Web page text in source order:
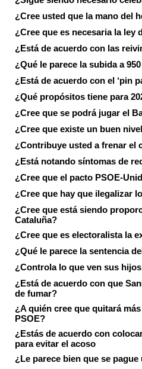
¿Cree usted que la mano del
¿Cree que es necesaria la ley
¿Está de acuerdo con las
¿Qué le parece la subida a
¿Está de acuerdo con el ‘pin
¿Qué propósitos tiene para
¿Cree que se podrá jugar el
¿Cree que existe un buen
¿Contribuye usted a frenar el
¿Está notando síntomas de
¿Cree que el pacto PSOE-
¿Cree que hay que ilegalizar
¿Cree que está siendo
Cataluña?
¿Cree que es electoralista la
¿Qué le parece la sentencia
¿Controla lo que ven sus
¿Está de acuerdo con que
de fumar?
¿A quién cree que quitará
PSOE?
¿Estás de acuerdo con
para evitar el acoso
¿Le parece bien que se